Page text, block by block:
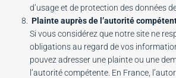
d’usage et de protection des données
Plainte auprès de l’autorité
Si vous considérez que notre site ne
obligations au regard de vos
pouvez adresser une plainte ou une
l’autorité compétente. En France,